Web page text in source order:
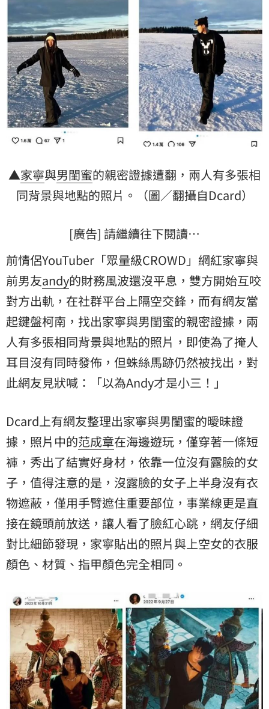
▲家寧與男閨蜜的親密證據遭翻，兩人有多張相
同背景與地點的照片。（圖／翻攝自Dcard）
[廣告] 請繼續往下閱讀…
前情侶YouTuber「眾量級CROWD」網紅家寧與
前男友andy的財務風波還沒平息，雙方開始互咬
對方出軌，在社群平台上隔空交鋒，而有網友當
起鍵盤柯南，找出家寧與男閨蜜的親密證據，兩
人有多張相同背景與地點的照片，即使為了掩人
耳目沒有同時發佈，但蛛絲馬跡仍然被找出，對
此網友見狀喊：「以為Andy才是小三！」
Dcard上有網友整理出家寧與男閨蜜的曖昧證
據，照片中的范成章在海邊遊玩，僅穿著一條短
褲，秀出了結實好身材，依靠一位沒有露臉的女
子，值得注意的是，沒露臉的女子上半身沒有衣
物遮蔽，僅用手臂遮住重要部位，事業線更是直
接在鏡頭前放送，讓人看了臉紅心跳，網友仔細
對比細節發現，家寧貼出的照片與上空女的衣服
顏色、材質、指甲顏色完全相同。